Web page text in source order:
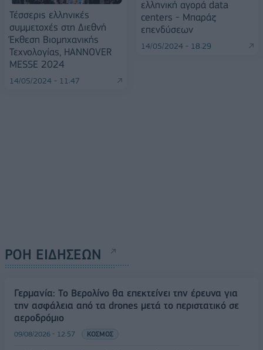
Τέσσερις ελληνικές
συμμετοχές στη Διεθνή
Έκθεση Βιομηχανικής
Τεχνολογίας, HANNOVER
MESSE 2024
14/05/2024 - 11:47
ελληνική αγορά data
centers - Μπαράζ
επενδύσεων
14/05/2024 - 18:29
ΡΟΗ ΕΙΔΗΣΕΩΝ
Γερμανία: Το Βερολίνο θα επεκτείνει την έρευνα για
την ασφάλεια από τα drones μετά το περιστατικό σε
αεροδρόμιο
09/08/2026 - 12:57 ΚΟΣΜΟΣ